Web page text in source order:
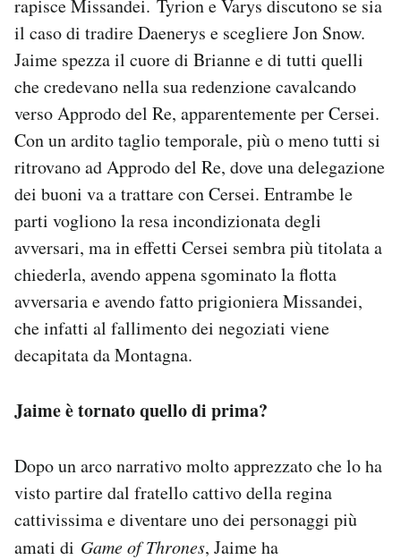
rapisce Missandei. Tyrion e Varys discutono se sia
il caso di tradire Daenerys e scegliere Jon Snow.
Jaime spezza il cuore di Brianne e di tutti quelli
che credevano nella sua redenzione cavalcando
verso Approdo del Re, apparentemente per Cersei.
Con un ardito taglio temporale, più o meno tutti si
ritrovano ad Approdo del Re, dove una delegazione
dei buoni va a trattare con Cersei. Entrambe le
parti vogliono la resa incondizionata degli
avversari, ma in effetti Cersei sembra più titolata a
chiederla, avendo appena sgominato la flotta
avversaria e avendo fatto prigioniera Missandei,
che infatti al fallimento dei negoziati viene
decapitata da Montagna.
Jaime è tornato quello di prima?
Dopo un arco narrativo molto apprezzato che lo ha
visto partire dal fratello cattivo della regina
cattivissima e diventare uno dei personaggi più
amati di Game of Thrones, Jaime ha